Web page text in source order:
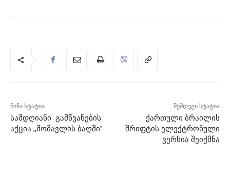
წინა სტატია
სამდღიანი გამწვანების
აქცია ,,მომავლის ბაღში’’
შემდეგი სტატია
ქართული ბრაილის
შრიფტის ელექტრონული
ვერსია შეიქმნა